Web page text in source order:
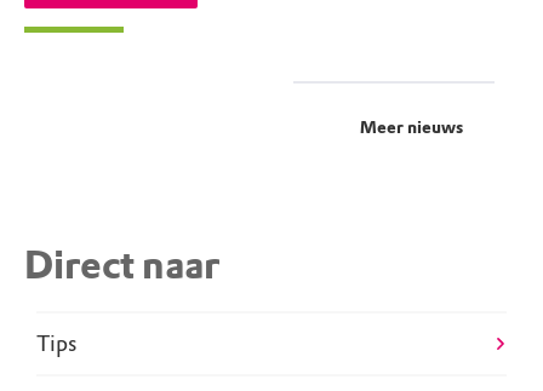
Meer nieuws
Direct naar
Tips